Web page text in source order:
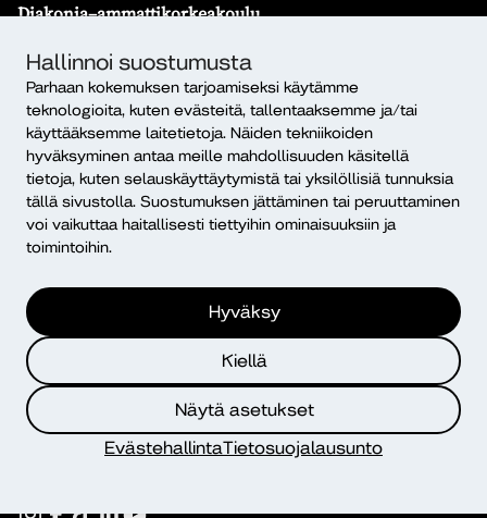
Hallinnoi suostumusta
Parhaan kokemuksen tarjoamiseksi käytämme
teknologioita, kuten evästeitä, tallentaaksemme ja/tai
käyttääksemme laitetietoja. Näiden tekniikoiden
hyväksyminen antaa meille mahdollisuuden käsitellä
tietoja, kuten selauskäyttäytymistä tai yksilöllisiä tunnuksia
tällä sivustolla. Suostumuksen jättäminen tai peruuttaminen
voi vaikuttaa haitallisesti tiettyihin ominaisuuksiin ja
toimintoihin.
Hyväksy
Kiellä
Näytä asetukset
EvästehallintaTietosuojalausunto
Diakonia–ammattikorkeakoulu
Yhteystiedot
Kampusten yhteystiedot
Henkilöhaku
Vaihde
029 469 6000
Sähköposti
Kirjaamo
kirjaamo@diak.fi
Anna palautetta
Täytä lomake